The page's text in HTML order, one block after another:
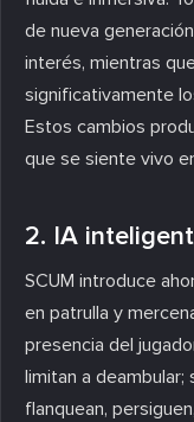
de nueva
interés, mientras
significativamente
Estos cambios
que se siente vivo
2. IA
SCUM introduce
en patrulla y
presencia del
limitan a
flanquean,